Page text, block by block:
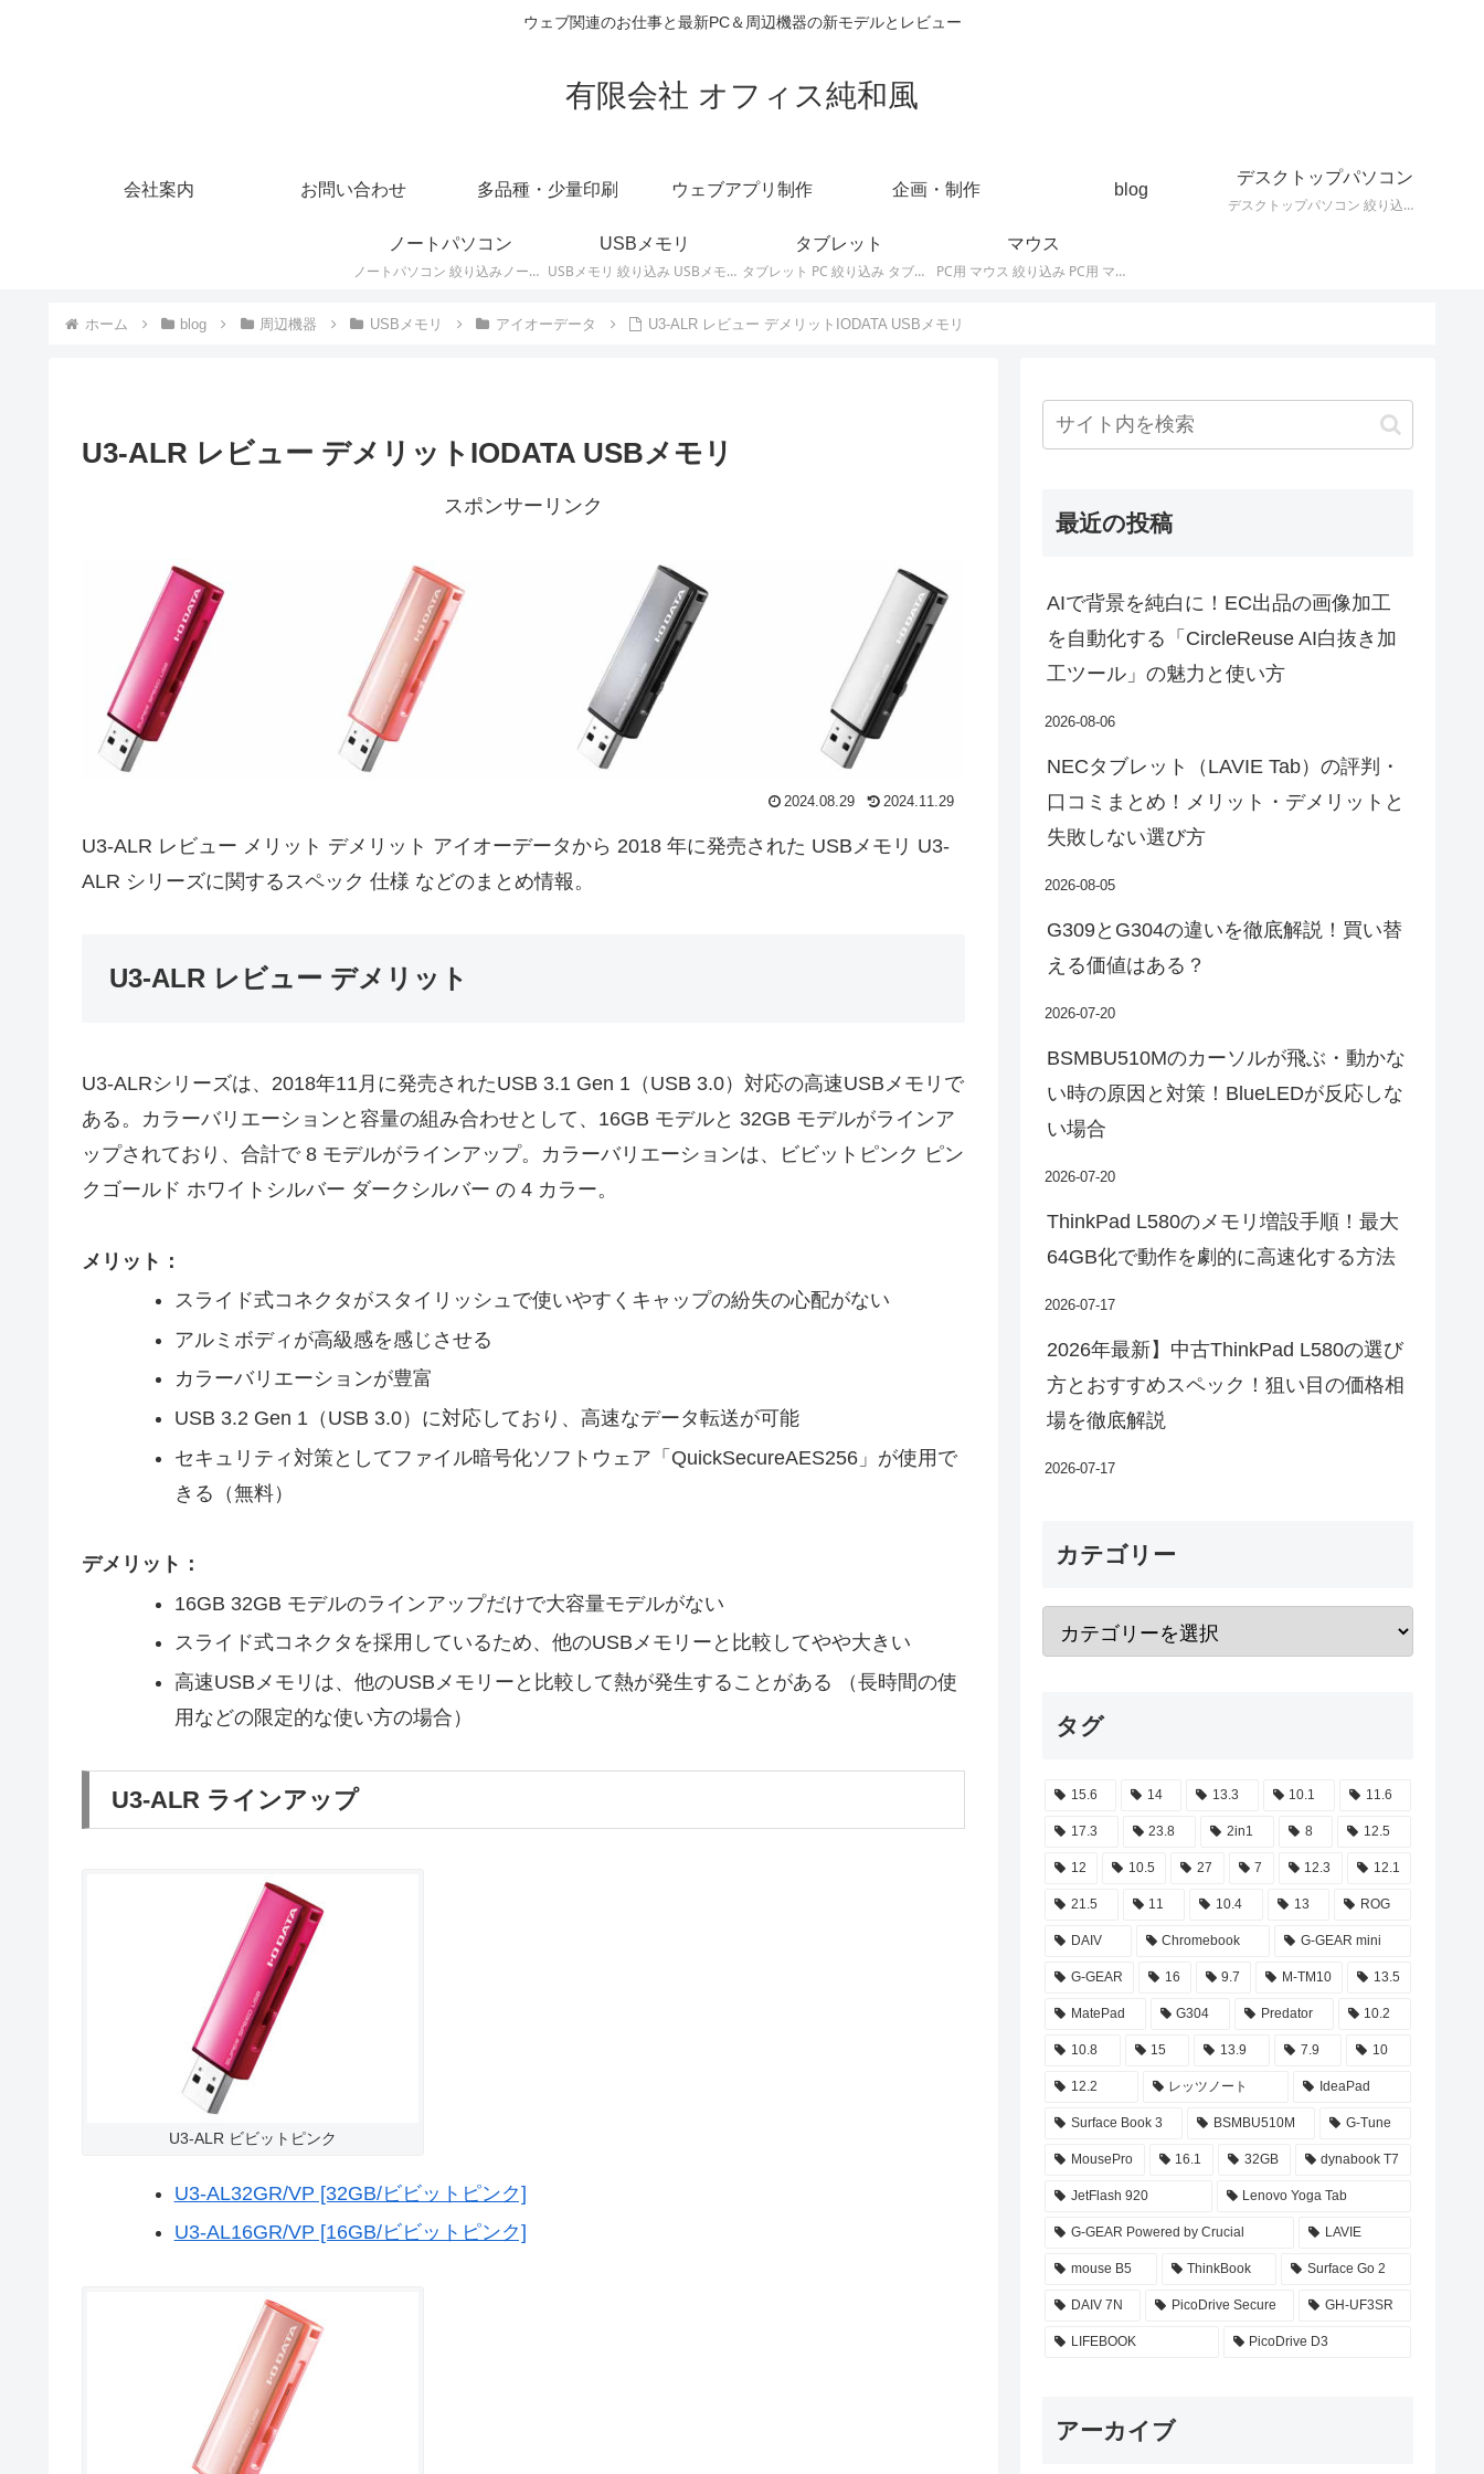
ウェブ関連のお仕事と最新PC＆周辺機器の新モデルとレビュー
有限会社 オフィス純和風
会社案内 お問い合わせ 多品種・少量印刷 ウェブアプリ制作 企画・制作 blog
デスクトップパソコン
デスクトップパソコン 絞り込み デスクトップPCの最新モデルやスペック・仕様に関する情報。
ノートパソコン
ノートパソコン 絞り込みノートPCの最新モデルやスペック・仕様に関する情報。
USBメモリ
USBメモリ 絞り込み USBメモリの最新モデルやスペック・仕様に関する情報。
タブレット
タブレット PC 絞り込み タブレットの最新モデルやスペック・仕様に関する情報。
マウス
PC用 マウス 絞り込み PC用 マウス 最新モデルやスペック・仕様に関する情報。ワイヤレスマウス、有線マウス、接続タイプなど。
ホーム blog 周辺機器 USBメモリ アイオーデータ U3-ALR レビュー デメリットIODATA USBメモリ
U3-ALR レビュー デメリットIODATA USBメモリ
スポンサーリンク
2024.08.29 2024.11.29
U3-ALR レビュー メリット デメリット アイオーデータから 2018 年に発売された USBメモリ U3-
ALR シリーズに関するスペック 仕様 などのまとめ情報。
U3-ALR レビュー デメリット
U3-ALRシリーズは、2018年11月に発売されたUSB 3.1 Gen 1（USB 3.0）対応の高速USBメモリで
ある。カラーバリエーションと容量の組み合わせとして、16GB モデルと 32GB モデルがラインア
ップされており、合計で 8 モデルがラインアップ。カラーバリエーションは、ビビットピンク ピン
クゴールド ホワイトシルバー ダークシルバー の 4 カラー。
メリット：
スライド式コネクタがスタイリッシュで使いやすくキャップの紛失の心配がない
アルミボディが高級感を感じさせる
カラーバリエーションが豊富
USB 3.2 Gen 1（USB 3.0）に対応しており、高速なデータ転送が可能
セキュリティ対策としてファイル暗号化ソフトウェア「QuickSecureAES256」が使用で
きる（無料）
デメリット：
16GB 32GB モデルのラインアップだけで大容量モデルがない
スライド式コネクタを採用しているため、他のUSBメモリーと比較してやや大きい
高速USBメモリは、他のUSBメモリーと比較して熱が発生することがある （長時間の使
用などの限定的な使い方の場合）
U3-ALR ラインアップ
U3-ALR ビビットピンク
U3-AL32GR/VP [32GB/ビビットピンク]
U3-AL16GR/VP [16GB/ビビットピンク]
最近の投稿
AIで背景を純白に！EC出品の画像加工
を自動化する「CircleReuse AI白抜き加
工ツール」の魅力と使い方
2026-08-06
NECタブレット（LAVIE Tab）の評判・
口コミまとめ！メリット・デメリットと
失敗しない選び方
2026-08-05
G309とG304の違いを徹底解説！買い替
える価値はある？
2026-07-20
BSMBU510Mのカーソルが飛ぶ・動かな
い時の原因と対策！BlueLEDが反応しな
い場合
2026-07-20
ThinkPad L580のメモリ増設手順！最大
64GB化で動作を劇的に高速化する方法
2026-07-17
2026年最新】中古ThinkPad L580の選び
方とおすすめスペック！狙い目の価格相
場を徹底解説
2026-07-17
カテゴリー
タグ
15.6 14 13.3 10.1 11.6
17.3 23.8 2in1 8 12.5
12 10.5 27 7 12.3 12.1
21.5 11 10.4 13 ROG
DAIV Chromebook G-GEAR mini
G-GEAR 16 9.7 M-TM10 13.5
MatePad G304 Predator 10.2
10.8 15 13.9 7.9 10
12.2 レッツノート IdeaPad
Surface Book 3 BSMBU510M G-Tune
MousePro 16.1 32GB dynabook T7
JetFlash 920 Lenovo Yoga Tab
G-GEAR Powered by Crucial LAVIE
mouse B5 ThinkBook Surface Go 2
DAIV 7N PicoDrive Secure GH-UF3SR
LIFEBOOK PicoDrive D3
アーカイブ